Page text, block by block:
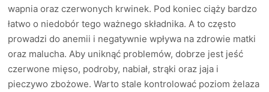
wapnia oraz czerwonych krwinek. Pod koniec ciąży bardzo
łatwo o niedobór tego ważnego składnika. A to często
prowadzi do anemii i negatywnie wpływa na zdrowie matki
oraz malucha. Aby uniknąć problemów, dobrze jest jeść
czerwone mięso, podroby, nabiał, strąki oraz jaja i
pieczywo zbożowe. Warto stale kontrolować poziom żelaza